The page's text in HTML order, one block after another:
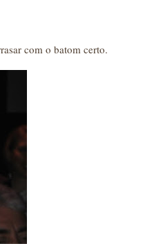
com o batom certo.